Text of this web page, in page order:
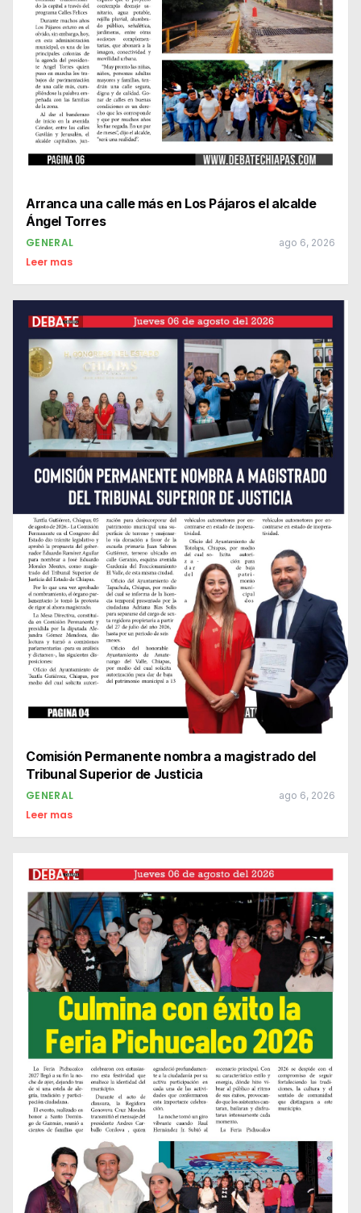
Arranca una calle más en Los Pájaros el alcalde
Ángel Torres
GENERAL ago 6, 2026
Leer mas
Comisión Permanente nombra a magistrado del
Tribunal Superior de Justicia
GENERAL ago 6, 2026
Leer mas